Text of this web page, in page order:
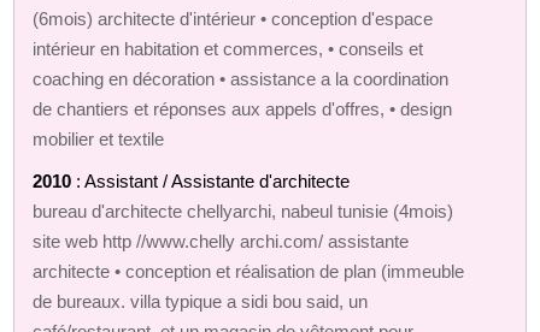
(6mois) architecte d'intérieur • conception d'espace
intérieur en habitation et commerces, • conseils et
coaching en décoration • assistance a la coordination
de chantiers et réponses aux appels d'offres, • design
mobilier et textile
2010 : Assistant / Assistante d'architecte
bureau d'architecte chellyarchi, nabeul tunisie (4mois)
site web http //www.chelly archi.com/ assistante
architecte • conception et réalisation de plan (immeuble
de bureaux. villa typique a sidi bou said, un